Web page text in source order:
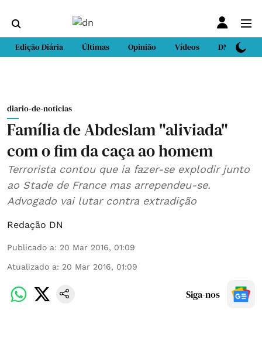
Edição Diária Últimas Opinião Vídeos DN Sport
diario-de-noticias
Família de Abdeslam "aliviada"
com o fim da caça ao homem
Terrorista contou que ia fazer-se explodir junto
ao Stade de France mas arrependeu-se.
Advogado vai lutar contra extradição
Redação DN
Publicado a: 20 Mar 2016, 01:09
Atualizado a: 20 Mar 2016, 01:09
Siga-nos